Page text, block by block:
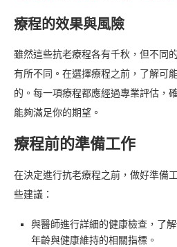
療程的效果與風險
雖然這些抗老療程各有千秋，但不同
有所不同。在選擇療程之前，了解可
的。每一項療程都應經過專業評估，
能夠滿足你的期望。
療程前的準備工作
在決定進行抗老療程之前，做好準備
些建議：
與醫師進行詳細的健康檢查，了
年齡與健康維持的相關指標。